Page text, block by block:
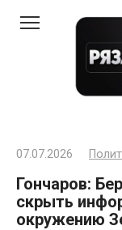
07.07.2026
Гончаров:
скрыть
окружению